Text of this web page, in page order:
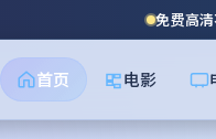
免费高
首页 电影